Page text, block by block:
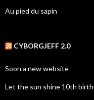
Au pied du sapin
CYBORGJEFF 2.0
Soon a new website
Let the sun shine 10th